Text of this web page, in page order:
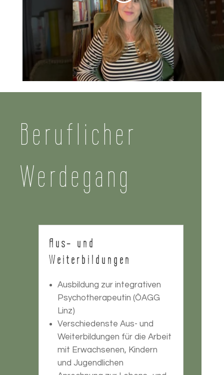
Beruflicher
Werdegang
Aus- und
Weiterbildungen
Ausbildung zur integrativen
Psychotherapeutin (ÖAGG
Linz)
Verschiedenste Aus- und
Weiterbildungen für die Arbeit
mit Erwachsenen, Kindern
und Jugendlichen